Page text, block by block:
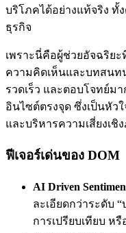
บริโภคได้อย่างแท้จริง
ธุรกิจ
เพราะนี่คือผู้ช่วยอัจฉริยะ
ความคิดเห็นและบทสนท
รวดเร็ว และตอบโจทย์ม
อินไซต์ตรงจุด ซึ่งเป็นหั
และบริหารความเสี่ยงเ
ฟีเจอร์เด่นของ DOM
AI Driven
ละเอียดกว่าระดับ
การเปรียบเทียบ ห